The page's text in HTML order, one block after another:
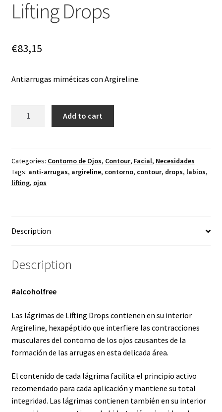
Lifting Drops
€83,15
Antiarrugas miméticas con Argireline.
Add to cart
Categories: Contorno de Ojos, Contour, Facial, Necesidades
Tags: anti-arrugas, argireline, contorno, contour, drops, labios,
lifting, ojos
Description
Description
#alcoholfree
Las lágrimas de Lifting Drops contienen en su interior
Argireline, hexapéptido que interfiere las contracciones
musculares del contorno de los ojos causantes de la
formación de las arrugas en esta delicada área.
El contenido de cada lágrima facilita el principio activo
recomendado para cada aplicación y mantiene su total
integridad. Las lágrimas contienen también en su interior